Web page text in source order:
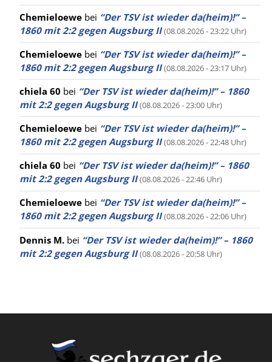
Chemieloewe bei “Der TSV ist wieder da(heim)!” –
1860 mit 2:2 gegen Augsburg II (08.08.2026 - 23:22 Uhr)
Chemieloewe bei “Der TSV ist wieder da(heim)!” –
1860 mit 2:2 gegen Augsburg II (08.08.2026 - 23:17 Uhr)
chiela 60 bei “Der TSV ist wieder da(heim)!” – 1860
mit 2:2 gegen Augsburg II (08.08.2026 - 23:00 Uhr)
Chemieloewe bei “Der TSV ist wieder da(heim)!” –
1860 mit 2:2 gegen Augsburg II (08.08.2026 - 22:48 Uhr)
chiela 60 bei “Der TSV ist wieder da(heim)!” – 1860
mit 2:2 gegen Augsburg II (08.08.2026 - 22:46 Uhr)
Chemieloewe bei “Der TSV ist wieder da(heim)!” –
1860 mit 2:2 gegen Augsburg II (08.08.2026 - 22:06 Uhr)
Dennis M. bei “Der TSV ist wieder da(heim)!” – 1860
mit 2:2 gegen Augsburg II (08.08.2026 - 20:58 Uhr)